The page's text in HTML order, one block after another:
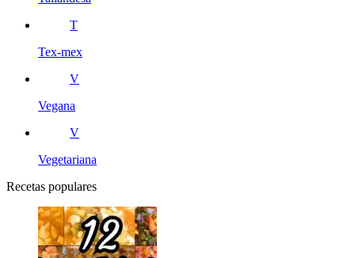
T
Tex-mex
V
Vegana
V
Vegetariana
Recetas populares